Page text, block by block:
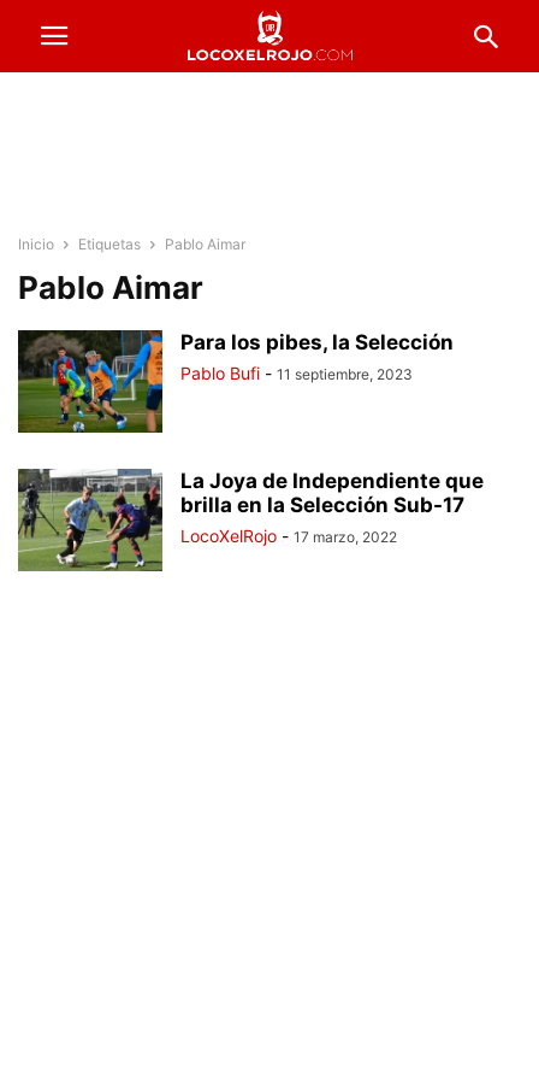
Inicio Etiquetas Pablo Aimar
Pablo Aimar
Para los pibes, la Selección
Pablo Bufi - 11 septiembre, 2023
La Joya de Independiente que
brilla en la Selección Sub-17
LocoXelRojo - 17 marzo, 2022